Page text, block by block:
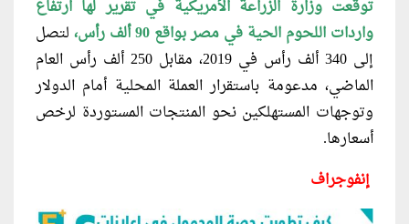
توقعت وزارة الزراعة الأمريكية في تقرير لها ارتفاع
واردات اللحوم الحية في مصر بواقع 90 ألف رأس،
لتصل
إلى 340 ألف رأس في 2019، مقابل 250 ألف رأس العام
الماضي، مدعومة باستقرار العملة المحلية أمام الدولار
وتوجهات المستهلكين نحو المنتجات المستوردة لرخص
أسعارها.
إنفوجراف